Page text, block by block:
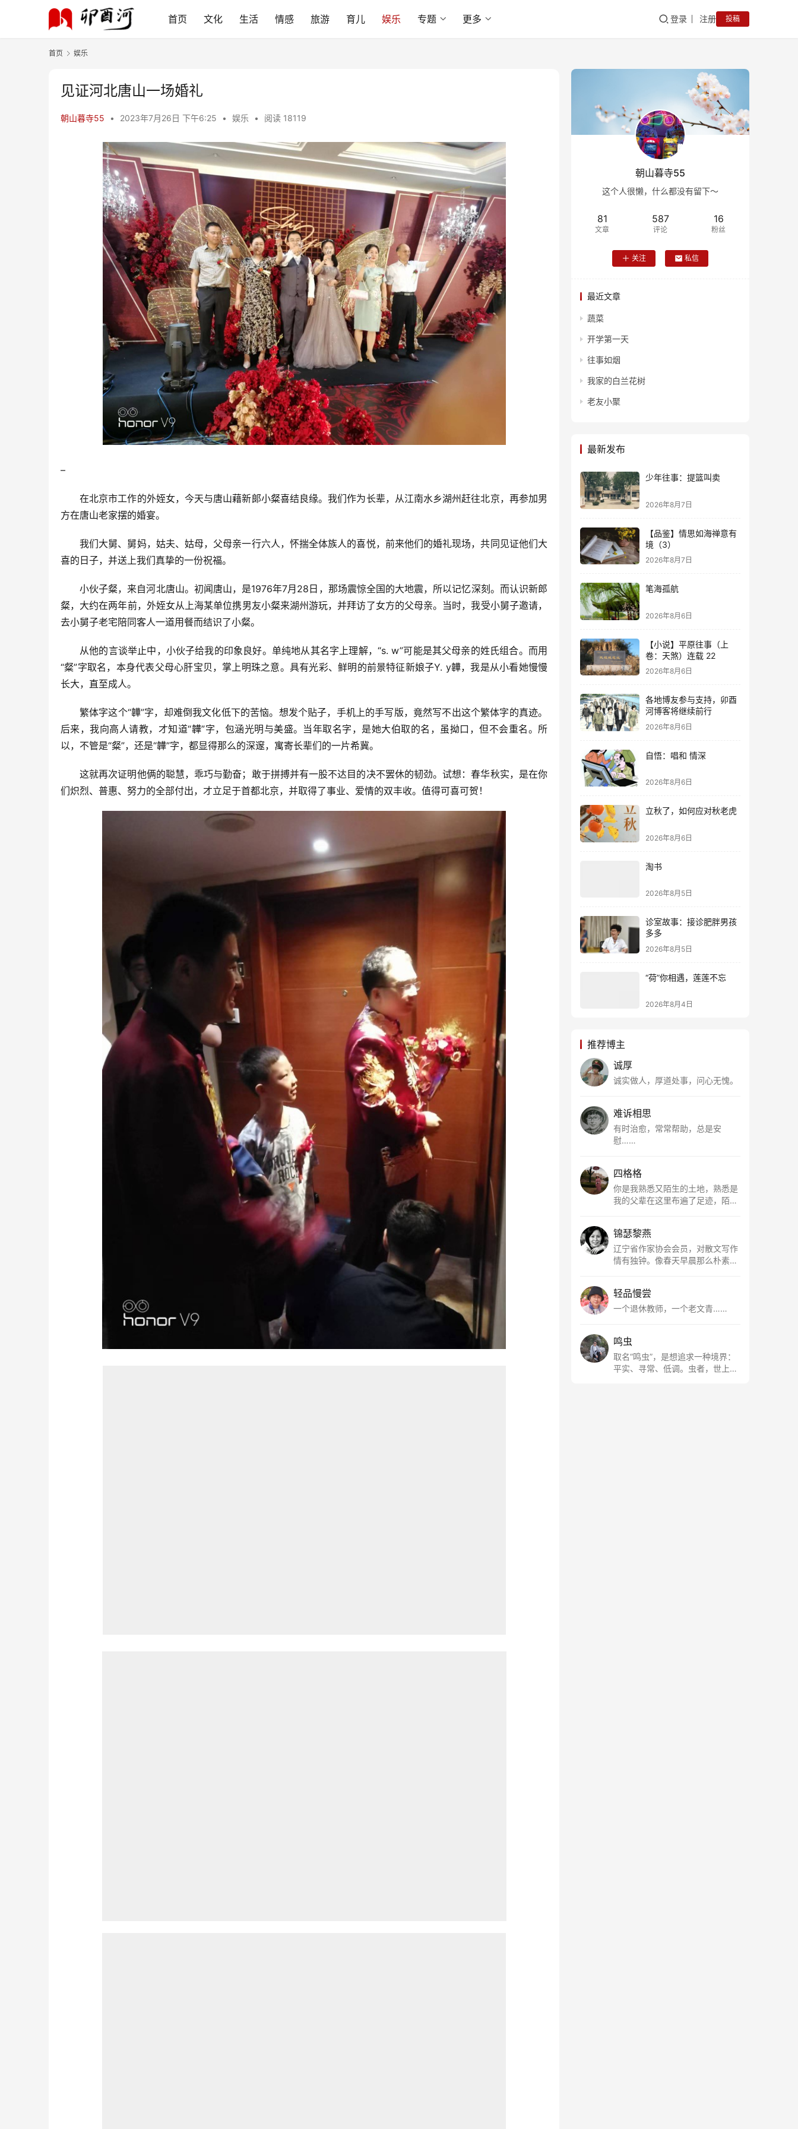
首页 文化 生活 情感 旅游 育儿 娱乐 专题 更多 登录 注册 投稿
首页 娱乐
见证河北唐山一场婚礼
朝山暮寺55 • 2023年7月26日 下午6:25 • 娱乐 • 阅读 18119
–
在北京市工作的外姪女，今天与唐山藉新郎小粲喜结良缘。我们作为长辈，从江南水乡湖州赶往北京，再参加男
方在唐山老家摆的婚宴。
我们大舅、舅妈，姑夫、姑母，父母亲一行六人，怀揣全体族人的喜悦，前来他们的婚礼现场，共同见证他们大
喜的日子，并送上我们真挚的一份祝福。
小伙子粲，来自河北唐山。初闻唐山，是1976年7月28日，那场震惊全国的大地震，所以记忆深刻。而认识新郎
粲，大约在两年前，外姪女从上海某单位携男友小粲来湖州游玩，并拜访了女方的父母亲。当时，我受小舅子邀请，
去小舅子老宅陪同客人一道用餐而结识了小粲。
从他的言谈举止中，小伙子给我的印象良好。单纯地从其名字上理解，“s. w”可能是其父母亲的姓氏组合。而用
“粲”字取名，本身代表父母心肝宝贝，掌上明珠之意。具有光彩、鲜明的前景特征新娘子Y. y韡，我是从小看她慢慢
长大，直至成人。
繁体字这个“韡”字，却难倒我文化低下的苦恼。想发个贴子，手机上的手写版，竟然写不出这个繁体字的真迹。
后来，我向高人请教，才知道“韡”字，包涵光明与美盛。当年取名字，是她大伯取的名，虽拗口，但不会重名。所
以，不管是“粲”，还是“韡”字，都显得那么的深邃，寓寄长辈们的一片希冀。
这就再次证明他俩的聪慧，乖巧与勤奋；敢于拼搏并有一股不达目的决不罢休的韧劲。试想：春华秋实，是在你
们炽烈、普惠、努力的全部付出，才立足于首都北京，并取得了事业、爱情的双丰收。值得可喜可贺！
朝山暮寺55
这个人很懒，什么都没有留下～
81
文章
587
评论
16
粉丝
关注 私信
最近文章
蔬菜
开学第一天
往事如烟
我家的白兰花树
老友小聚
最新发布
少年往事：提篮叫卖
2026年8月7日
【品鉴】情思如海禅意有
境（3）
2026年8月7日
笔海孤航
2026年8月6日
【小说】平原往事（上
卷：天煞）连载 22
2026年8月6日
各地博友参与支持，卯酉
河博客将继续前行
2026年8月6日
自悟：唱和 情深
2026年8月6日
立秋了，如何应对秋老虎
2026年8月6日
淘书
2026年8月5日
诊室故事：接诊肥胖男孩
多多
2026年8月5日
“荷”你相遇，莲莲不忘
2026年8月4日
推荐博主
诚厚
诚实做人，厚道处事，问心无愧。
难诉相思
有时治愈，常常帮助，总是安
慰……
四格格
你是我熟悉又陌生的土地，熟悉是
我的父辈在这里布遍了足迹，陌生
根所在，我用文字慢慢认识你、慢
慢熟悉你。
锦瑟黎燕
辽宁省作家协会会员，对散文写作
情有独钟。像春天早晨那么朴素，
轻品慢尝
一个退休教师，一个老文青……
鸣虫
取名“鸣虫”，是想追求一种境界：
平实、寻常、低调。虫者，世上最